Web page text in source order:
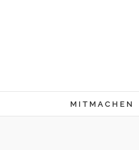
MITMACHEN